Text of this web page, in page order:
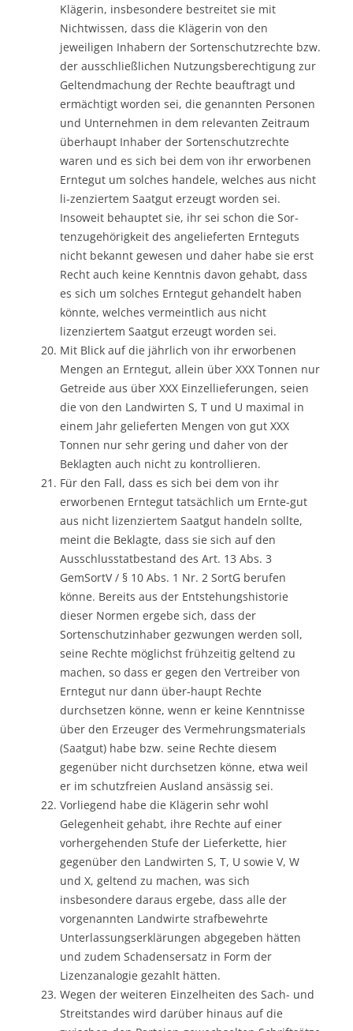
Klägerin, insbesondere bestreitet sie mit
Nichtwissen, dass die Klägerin von den
jeweiligen Inhabern der Sortenschutzrechte bzw.
der ausschließlichen Nutzungsberechtigung zur
Geltendmachung der Rechte beauftragt und
ermächtigt worden sei, die genannten Personen
und Unternehmen in dem relevanten Zeitraum
überhaupt Inhaber der Sortenschutzrechte
waren und es sich bei dem von ihr erworbenen
Erntegut um solches handele, welches aus nicht
li-zenziertem Saatgut erzeugt worden sei.
Insoweit behauptet sie, ihr sei schon die Sor-
tenzugehörigkeit des angelieferten Ernteguts
nicht bekannt gewesen und daher habe sie erst
Recht auch keine Kenntnis davon gehabt, dass
es sich um solches Erntegut gehandelt haben
könnte, welches vermeintlich aus nicht
lizenziertem Saatgut erzeugt worden sei.
Mit Blick auf die jährlich von ihr erworbenen
Mengen an Erntegut, allein über XXX Tonnen nur
Getreide aus über XXX Einzellieferungen, seien
die von den Landwirten S, T und U maximal in
einem Jahr gelieferten Mengen von gut XXX
Tonnen nur sehr gering und daher von der
Beklagten auch nicht zu kontrollieren.
Für den Fall, dass es sich bei dem von ihr
erworbenen Erntegut tatsächlich um Ernte-gut
aus nicht lizenziertem Saatgut handeln sollte,
meint die Beklagte, dass sie sich auf den
Ausschlusstatbestand des Art. 13 Abs. 3
GemSortV / § 10 Abs. 1 Nr. 2 SortG berufen
könne. Bereits aus der Entstehungshistorie
dieser Normen ergebe sich, dass der
Sortenschutzinhaber gezwungen werden soll,
seine Rechte möglichst frühzeitig geltend zu
machen, so dass er gegen den Vertreiber von
Erntegut nur dann über-haupt Rechte
durchsetzen könne, wenn er keine Kenntnisse
über den Erzeuger des Vermehrungsmaterials
(Saatgut) habe bzw. seine Rechte diesem
gegenüber nicht durchsetzen könne, etwa weil
er im schutzfreien Ausland ansässig sei.
Vorliegend habe die Klägerin sehr wohl
Gelegenheit gehabt, ihre Rechte auf einer
vorhergehenden Stufe der Lieferkette, hier
gegenüber den Landwirten S, T, U sowie V, W
und X, geltend zu machen, was sich
insbesondere daraus ergebe, dass alle der
vorgenannten Landwirte strafbewehrte
Unterlassungserklärungen abgegeben hätten
und zudem Schadensersatz in Form der
Lizenzanalogie gezahlt hätten.
Wegen der weiteren Einzelheiten des Sach- und
Streitstandes wird darüber hinaus auf die